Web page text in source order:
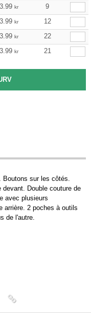
kr
9
kr
12
kr
22
kr 21
Boutons sur les côtés.
Double couture de
avec plusieurs
arrière. 2 poches à outils
de l'autre.